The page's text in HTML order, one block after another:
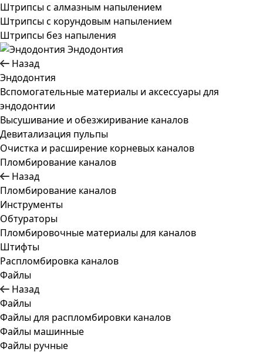
Штрипсы c алмазным напылением
Штрипсы c корундовым напылением
Штрипсы без напыления
Эндодонтия
Назад
Эндодонтия
Вспомогательные материалы и аксессуары для
эндодонтии
Высушивание и обезжиривание каналов
Девитализация пульпы
Очистка и расширение корневых каналов
Пломбирование каналов
Назад
Пломбирование каналов
Инструменты
Обтураторы
Пломбировочные материалы для каналов
Штифты
Распломбировка каналов
Файлы
Назад
Файлы
Файлы для распломбировки каналов
Файлы машинные
Файлы ручные